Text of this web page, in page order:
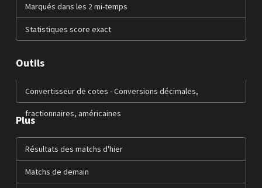
Marqués dans les 2 mi-temps
Statistiques score exact
Outils
Convertisseur de cotes - Conversions décimales,
fractionnaires, américaines
Plus
Résultats des matchs d'hier
Matchs de demain